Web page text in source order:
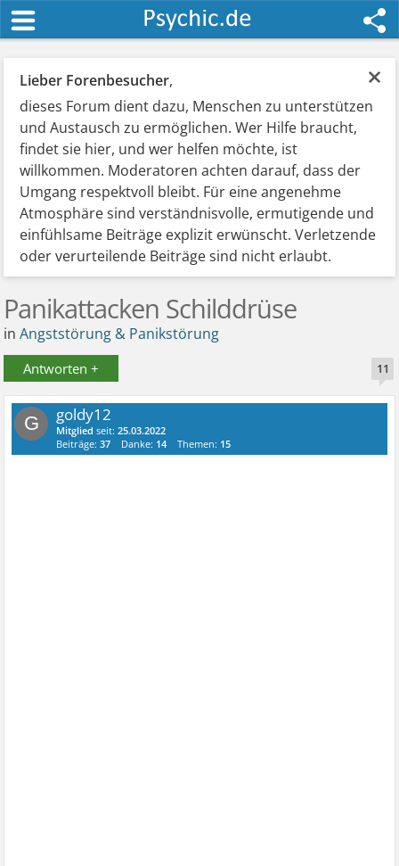
×
Lieber Forenbesucher,
dieses Forum dient dazu, Menschen zu unterstützen
und Austausch zu ermöglichen. Wer Hilfe braucht,
findet sie hier, und wer helfen möchte, ist
willkommen. Moderatoren achten darauf, dass der
Umgang respektvoll bleibt. Für eine angenehme
Atmosphäre sind verständnisvolle, ermutigende und
einfühlsame Beiträge explizit erwünscht. Verletzende
oder verurteilende Beiträge sind nicht erlaubt.
Panikattacken Schilddrüse
inAngststörung & Panikstörung
Antworten + 11
G goldy12
Mitglied seit:25.03.2022
Beiträge:37 Danke: 14 Themen: 15